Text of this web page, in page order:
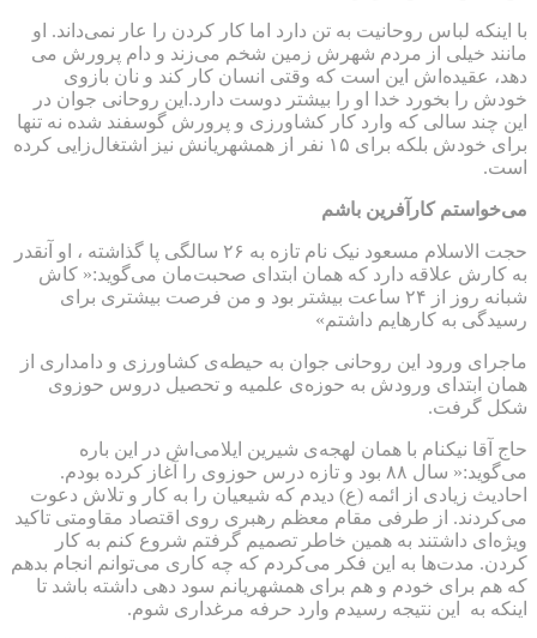
با اینکه لباس روحانیت به تن دارد اما کار کردن را عار نمی‌داند. او
مانند خیلی از مردم شهرش زمین شخم می‌زند و دام پرورش می
دهد، عقیده‌اش این است که وقتی انسان کار کند و نان بازوی
خودش را بخورد خدا او را بیشتر دوست دارد.این روحانی جوان در
این چند سالی که وارد کار کشاورزی و پرورش گوسفند شده نه تنها
برای خودش بلکه برای ۱۵ نفر از همشهریانش نیز اشتغال‌زایی کرده
است.
می‌خواستم کارآفرین باشم
حجت الاسلام مسعود نیک نام تازه به ۲۶ سالگی پا گذاشته ، او آنقدر
به کارش علاقه دارد که همان ابتدای صحبت‌مان می‌گوید:« کاش
شبانه روز از ۲۴ ساعت بیشتر بود و من فرصت بیشتری برای
رسیدگی به کارهایم داشتم»
ماجرای ورود این روحانی جوان به حیطه‌ی کشاورزی و دامداری از
همان ابتدای ورودش به حوزه‌ی علمیه و تحصیل دروس حوزوی
شکل گرفت.
حاج آقا نیکنام با همان لهجه‌ی شیرین ایلامی‌اش در این باره
می‌گوید:« سال ۸۸ بود و تازه درس حوزوی را آغاز کرده بودم.
احادیث زیادی از ائمه (ع) دیدم که شیعیان را به کار و تلاش دعوت
می‌کردند. از طرفی مقام معظم رهبری روی اقتصاد مقاومتی تاکید
ویژه‌ای داشتند به همین خاطر تصمیم گرفتم شروع کنم به کار
کردن. مدت‌ها به این فکر می‌کردم که چه کاری می‌توانم انجام بدهم
که هم برای خودم و هم برای همشهریانم سود دهی داشته باشد تا
اینکه به این نتیجه رسیدم وارد حرفه مرغداری شوم.